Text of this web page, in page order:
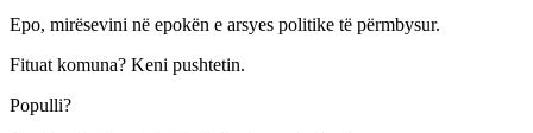
Epo, mirësevini në epokën e arsyes politike të përmbysur.
Fituat komuna? Keni pushtetin.
Populli?